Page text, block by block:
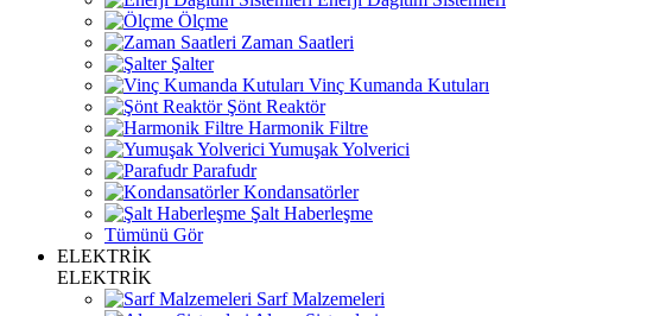
Ölçme
Zaman Saatleri
Şalter
Vinç Kumanda Kutuları
Şönt Reaktör
Harmonik Filtre
Yumuşak Yolverici
Parafudr
Kondansatörler
Şalt Haberleşme
Tümünü Gör
ELEKTRİK
ELEKTRİK
Sarf Malzemeleri